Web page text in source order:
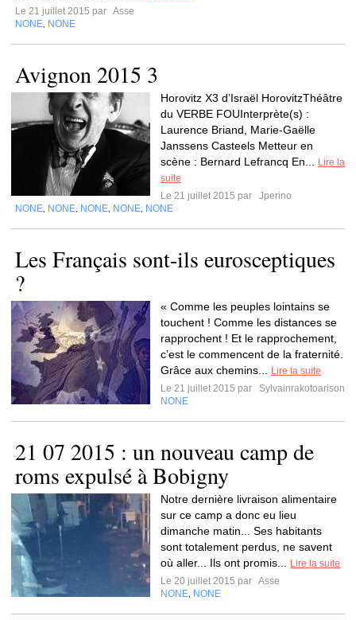
Le 21 juillet 2015 par Asse
NONE NONE
Avignon 2015 3
Horovitz X3 d’Israël HorovitzThéâtre
du VERBE FOUInterprète(s) :
Laurence Briand, Marie-Gaëlle
Janssens Casteels Metteur en
scène : Bernard Lefrancq En...
Lire la
suite
Le 21 juillet 2015 par
Jperino
NONE NONE NONE NONE NONE
Les Français sont-ils eurosceptiques
?
« Comme les peuples lointains se
touchent ! Comme les distances se
rapprochent ! Et le rapprochement,
c’est le commencent de la fraternité.
Grâce aux chemins...
Lire la suite
Le 21 juillet 2015 par
Sylvainrakotoarison
NONE
21 07 2015 : un nouveau camp de
roms expulsé à Bobigny
Notre dernière livraison alimentaire
sur ce camp a donc eu lieu
dimanche matin... Ses habitants
sont totalement perdus, ne savent
où aller... Ils ont promis...
Lire la suite
Le 20 juillet 2015 par Asse
NONE NONE